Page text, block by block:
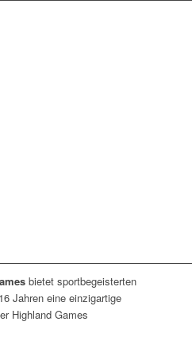
bietet sportbegeisterten
Jahren eine einzigartige
Highland Games